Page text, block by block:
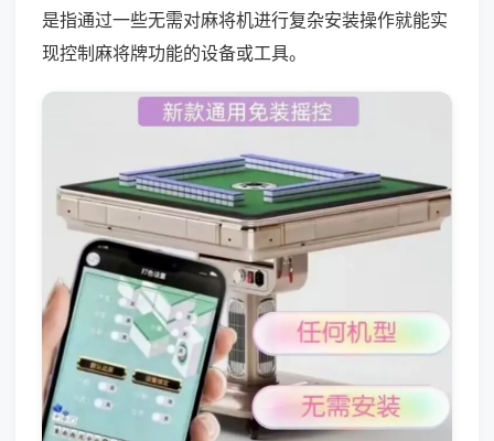
是指通过一些无需对麻将机进行复杂安装操作就能实
现控制麻将牌功能的设备或工具。